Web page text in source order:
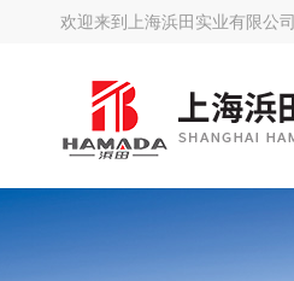
欢迎来到 上海浜田实业有限公司